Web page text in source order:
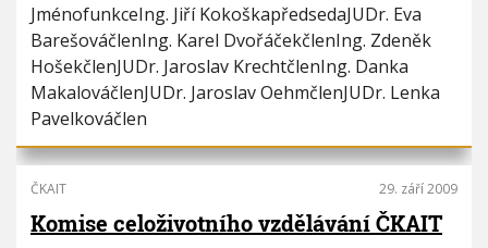
JménofunkceIng. Jiří KokoškapředsedaJUDr. Eva
BarešováčlenIng. Karel DvořáčekčlenIng. Zdeněk
HošekčlenJUDr. Jaroslav KrechtčlenIng. Danka
MakalováčlenJUDr. Jaroslav OehmčlenJUDr. Lenka
Pavelkováčlen
ČKAIT 29. září 2009
Komise celoživotního vzdělávání ČKAIT